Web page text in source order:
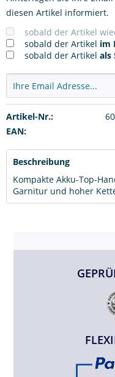
diesen Artikel informiert.
sobald der Artikel
sobald der Artikel im
sobald der Artikel als
Artikel-Nr.:
EAN:
Beschreibung
Kompakte Akku-Top-
Garnitur und hoher